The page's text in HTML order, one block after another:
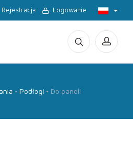
Rejestracja Logowanie
Podłogi Do paneli